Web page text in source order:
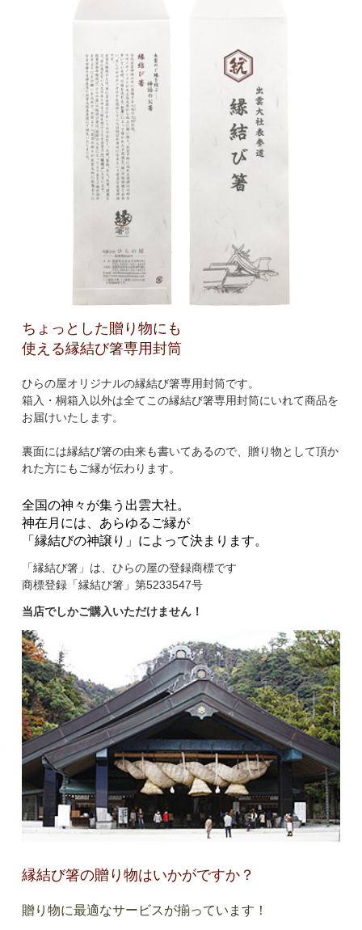
ちょっとした贈り物にも
使える縁結び箸専用封筒
ひらの屋オリジナルの縁結び箸専用封筒です。
箱入・桐箱入以外は全てこの縁結び箸専用封筒にいれて商品を
お届けいたします。
裏面には縁結び箸の由来も書いてあるので、贈り物として頂か
れた方にもご縁が伝わります。
全国の神々が集う出雲大社。
神在月には、あらゆるご縁が
「縁結びの神譲り」によって決まります。
「縁結び箸」は、ひらの屋の登録商標です
商標登録「縁結び箸」第5233547号
当店でしかご購入いただけません！
縁結び箸の贈り物はいかがですか？
贈り物に最適なサービスが揃っています！